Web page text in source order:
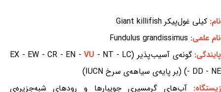
نام: کیلی غول‌پیکر Giant killifish
نام علمی: Fundulus grandissimus
پایندگی:گونه‌ی آسیب‌پذیر (EX - EW - CR - EN - VU - NT - LC
- DD - NE) (بر پایه‌ی سیاهه‌ی سرخ IUCN)
زیستگاه:آب‌های گرمسیری جویبارها و رودهای شبه‌جزیره‌ی